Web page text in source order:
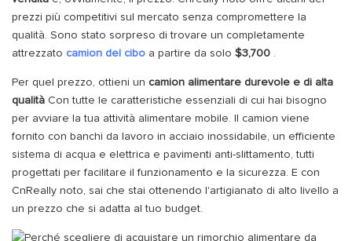
prezzi più competitivi sul mercato senza compromettere la
qualità. Sono stato sorpreso di trovare un completamente
attrezzato camion del cibo a partire da solo $3,700 .
Per quel prezzo, ottieni un camion alimentare durevole e di alta
qualità Con tutte le caratteristiche essenziali di cui hai bisogno
per avviare la tua attività alimentare mobile. Il camion viene
fornito con banchi da lavoro in acciaio inossidabile, un efficiente
sistema di acqua e elettrica e pavimenti anti-slittamento, tutti
progettati per facilitare il funzionamento e la sicurezza. E con
CnReally noto, sai che stai ottenendo l'artigianato di alto livello a
un prezzo che si adatta al tuo budget.